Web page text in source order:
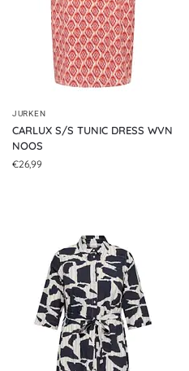
JURKEN
CARLUX S/S TUNIC DRESS WVN
NOOS
€26,99